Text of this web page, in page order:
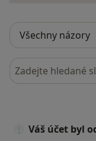
Hledejte v názorech
Váš účet byl